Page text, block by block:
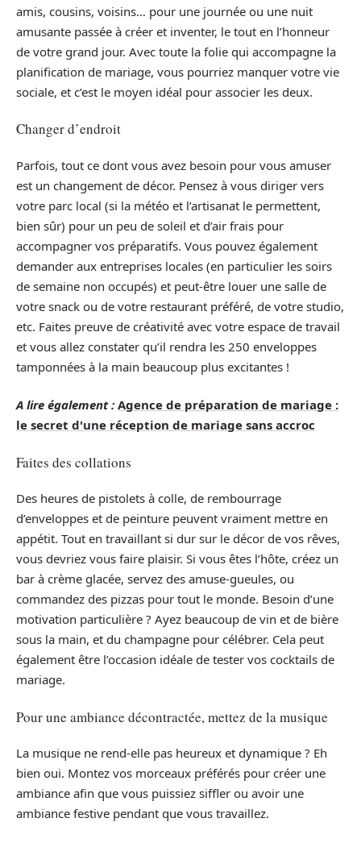
amis, cousins, voisins… pour une journée ou une nuit
amusante passée à créer et inventer, le tout en l’honneur
de votre grand jour. Avec toute la folie qui accompagne la
planification de mariage, vous pourriez manquer votre vie
sociale, et c’est le moyen idéal pour associer les deux.
Changer d’endroit
Parfois, tout ce dont vous avez besoin pour vous amuser
est un changement de décor. Pensez à vous diriger vers
votre parc local (si la météo et l’artisanat le permettent,
bien sûr) pour un peu de soleil et d’air frais pour
accompagner vos préparatifs. Vous pouvez également
demander aux entreprises locales (en particulier les soirs
de semaine non occupés) et peut-être louer une salle de
votre snack ou de votre restaurant préféré, de votre studio,
etc. Faites preuve de créativité avec votre espace de travail
et vous allez constater qu’il rendra les 250 enveloppes
tamponnées à la main beaucoup plus excitantes !
A lire également : Agence de préparation de mariage :
le secret d'une réception de mariage sans accroc
Faites des collations
Des heures de pistolets à colle, de rembourrage
d’enveloppes et de peinture peuvent vraiment mettre en
appétit. Tout en travaillant si dur sur le décor de vos rêves,
vous devriez vous faire plaisir. Si vous êtes l’hôte, créez un
bar à crème glacée, servez des amuse-gueules, ou
commandez des pizzas pour tout le monde. Besoin d’une
motivation particulière ? Ayez beaucoup de vin et de bière
sous la main, et du champagne pour célébrer. Cela peut
également être l’occasion idéale de tester vos cocktails de
mariage.
Pour une ambiance décontractée, mettez de la musique
La musique ne rend-elle pas heureux et dynamique ? Eh
bien oui. Montez vos morceaux préférés pour créer une
ambiance afin que vous puissiez siffler ou avoir une
ambiance festive pendant que vous travaillez.